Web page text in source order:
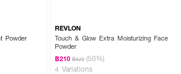
Powder
REVLON
Touch & Glow Extra Moisturizing Face
Powder
฿210 ฿420 (50%)
4 Variations